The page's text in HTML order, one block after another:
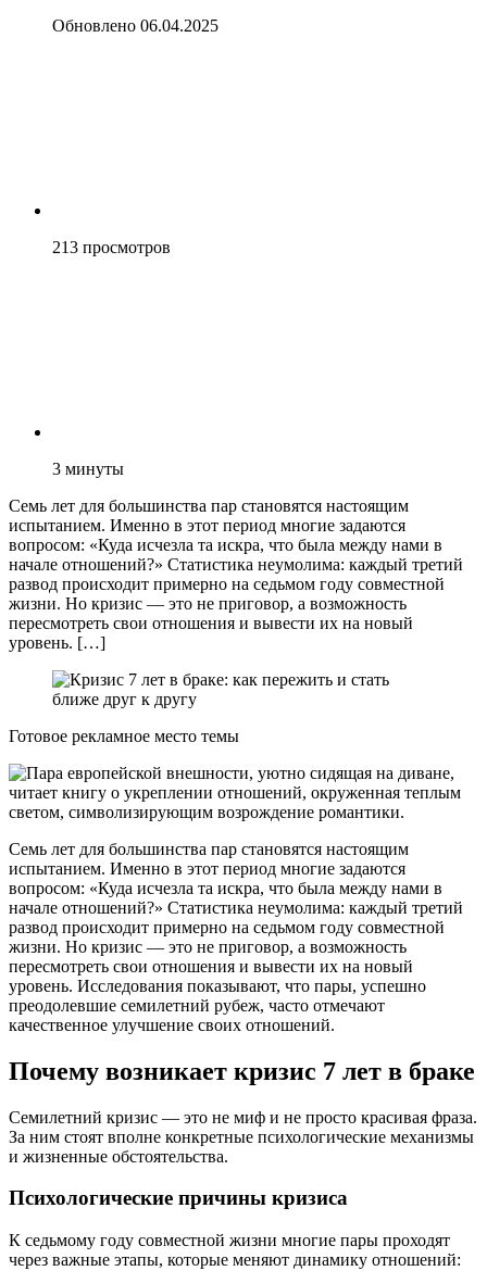
Обновлено 06.04.2025
213 просмотров
3 минуты
Семь лет для большинства пар становятся настоящим
испытанием. Именно в этот период многие задаются
вопросом: «Куда исчезла та искра, что была между нами в
начале отношений?» Статистика неумолима: каждый третий
развод происходит примерно на седьмом году совместной
жизни. Но кризис — это не приговор, а возможность
пересмотреть свои отношения и вывести их на новый
уровень. […]
Готовое рекламное место темы
Семь лет для большинства пар становятся настоящим
испытанием. Именно в этот период многие задаются
вопросом: «Куда исчезла та искра, что была между нами в
начале отношений?» Статистика неумолима: каждый третий
развод происходит примерно на седьмом году совместной
жизни. Но кризис — это не приговор, а возможность
пересмотреть свои отношения и вывести их на новый
уровень. Исследования показывают, что пары, успешно
преодолевшие семилетний рубеж, часто отмечают
качественное улучшение своих отношений.
Почему возникает кризис 7 лет в браке
Семилетний кризис — это не миф и не просто красивая фраза.
За ним стоят вполне конкретные психологические механизмы
и жизненные обстоятельства.
Психологические причины кризиса
К седьмому году совместной жизни многие пары проходят
через важные этапы, которые меняют динамику отношений: